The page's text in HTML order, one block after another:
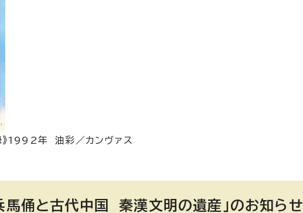
》1992年 油彩／カンヴァス
馬俑と古代中国 秦漢文明の遺産」のお知らせ